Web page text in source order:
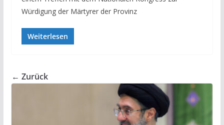
Würdigung der Märtyrer der Provinz
Weiterlesen
← Zurück